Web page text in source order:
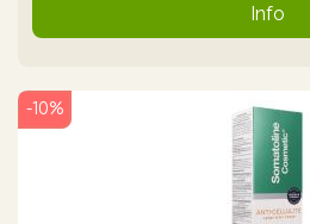
Info
-10%